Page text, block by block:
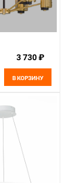
3 730 ₽
В КОРЗИНУ